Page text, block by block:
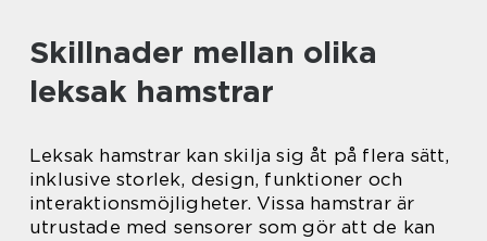
Skillnader mellan olika
leksak hamstrar
Leksak hamstrar kan skilja sig åt på flera sätt,
inklusive storlek, design, funktioner och
interaktionsmöjligheter. Vissa hamstrar är
utrustade med sensorer som gör att de kan